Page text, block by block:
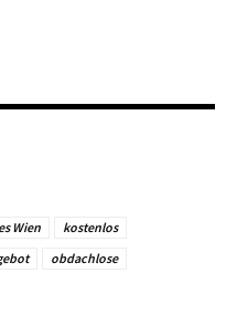
Wien
kostenlos
obdachlose